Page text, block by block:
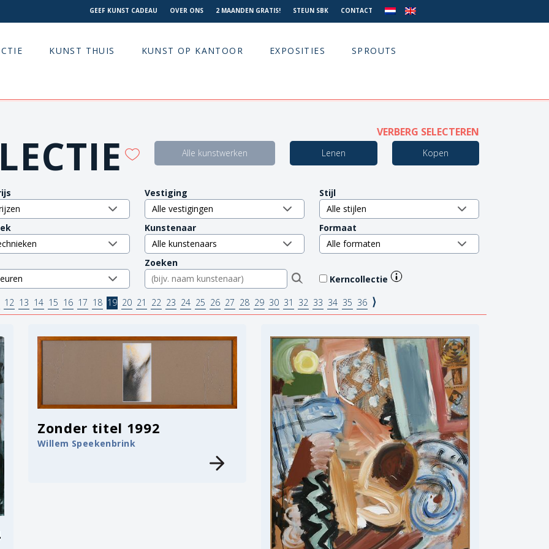
GEEF KUNST CADEAU OVER ONS 2 MAANDEN GRATIS! STEUN SBK CONTACT
KUNST THUIS KUNST OP KANTOOR EXPOSITIES SPROUTS
VERBERG SELECTEREN
Alle kunstwerken Lenen Kopen
Vestiging Stijl
Kunstenaar Formaat
Zoeken
Kerncollectie
12 13 14 15 16 17 18 19 20 21 22 23 24 25 26 27 28 29 30 31 32 33 34 35 36 ⟩
Zonder titel 1992
Willem Speekenbrink